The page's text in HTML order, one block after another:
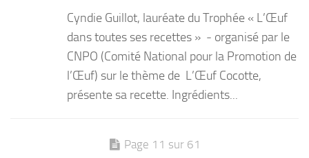
Cyndie Guillot, lauréate du Trophée « L’Œuf
dans toutes ses recettes » ‐ organisé par le
CNPO (Comité National pour la Promotion de
l’Œuf) sur le thème de L’Œuf Cocotte,
présente sa recette. Ingrédients...
Page 11 sur 61